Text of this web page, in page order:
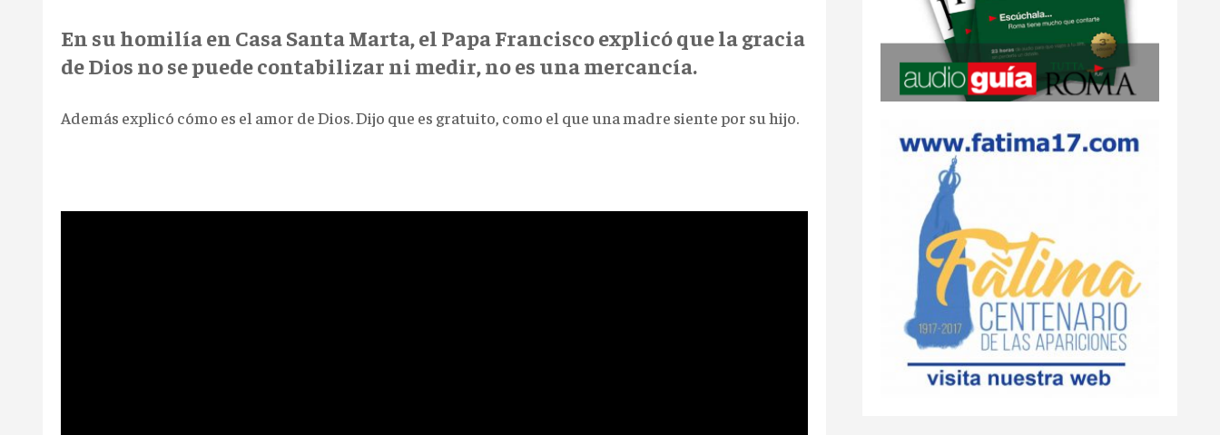
En su homilía en Casa Santa Marta, el Papa Francisco explicó que la gracia
de Dios no se puede contabilizar ni medir, no es una mercancía.
Además explicó cómo es el amor de Dios. Dijo que es gratuito, como el que una madre siente por su hijo.